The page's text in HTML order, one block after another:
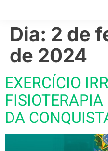
Dia: 2 de
de 2024
EXERCÍCIO
DA